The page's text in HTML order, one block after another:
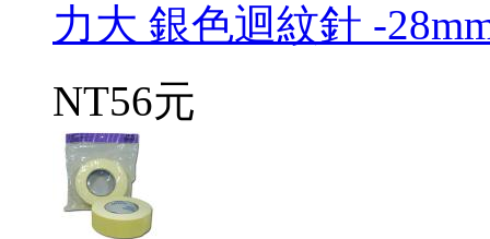
力大 銀色迴紋針 -
NT56元